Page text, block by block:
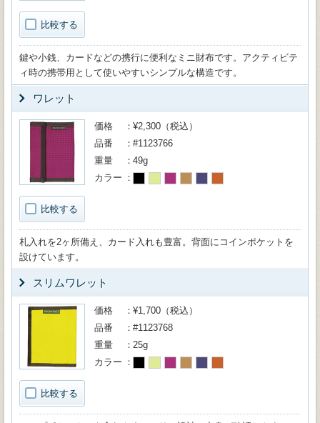
比較する
鍵や小銭、カードなどの携行に便利なミニ財布です。アクティビテ
ィ時の携帯用として使いやすいシンプルな構造です。
ワレット
比較する
価格
¥2,300（税込）
品番
#1123766
重量
49g
カラー
札入れを2ヶ所備え、カード入れも豊富。背面にコインポケットを
設けています。
スリムワレット
比較する
価格
¥1,700（税込）
品番
#1123768
重量
25g
カラー